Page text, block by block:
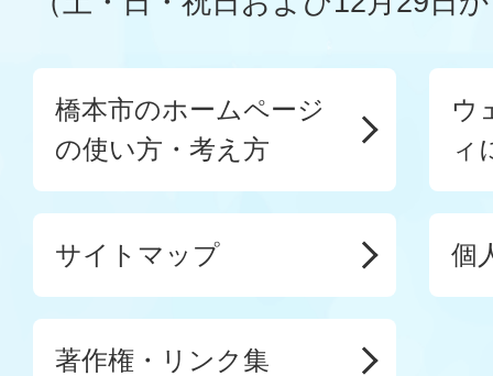
橋本市のホームページ
の使い方・考え方
ウ
ィ
サイトマップ 個
著作権・リンク集